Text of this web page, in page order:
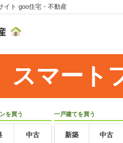
イト goo住宅・不動産
スマート
を買う
中古
一戸建てを買う
新築 中古